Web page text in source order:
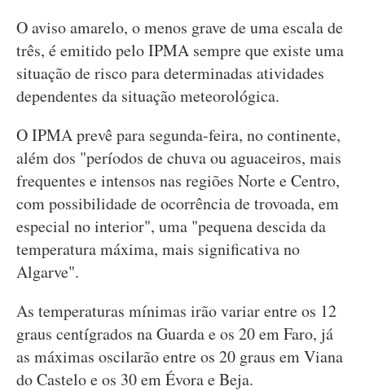
O aviso amarelo, o menos grave de uma escala de
três, é emitido pelo IPMA sempre que existe uma
situação de risco para determinadas atividades
dependentes da situação meteorológica.
O IPMA prevê para segunda-feira, no continente,
além dos "períodos de chuva ou aguaceiros, mais
frequentes e intensos nas regiões Norte e Centro,
com possibilidade de ocorrência de trovoada, em
especial no interior", uma "pequena descida da
temperatura máxima, mais significativa no
Algarve".
As temperaturas mínimas irão variar entre os 12
graus centígrados na Guarda e os 20 em Faro, já
as máximas oscilarão entre os 20 graus em Viana
do Castelo e os 30 em Évora e Beja.